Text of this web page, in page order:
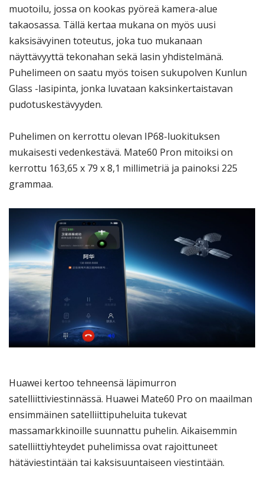
muotoilu, jossa on kookas pyöreä kamera-alue
takaosassa. Tällä kertaa mukana on myös uusi
kaksisävyinen toteutus, joka tuo mukanaan
näyttävyyttä tekonahan sekä lasin yhdistelmänä.
Puhelimeen on saatu myös toisen sukupolven Kunlun
Glass -lasipinta, jonka luvataan kaksinkertaistavan
pudotuskestävyyden.
Puhelimen on kerrottu olevan IP68-luokituksen
mukaisesti vedenkestävä. Mate60 Pron mitoiksi on
kerrottu 163,65 x 79 x 8,1 millimetriä ja painoksi 225
grammaa.
Huawei kertoo tehneensä läpimurron
satelliittiviestinnässä. Huawei Mate60 Pro on maailman
ensimmäinen satelliittipuheluita tukevat
massamarkkinoille suunnattu puhelin. Aikaisemmin
satelliittiyhteydet puhelimissa ovat rajoittuneet
hätäviestintään tai kaksisuuntaiseen viestintään.